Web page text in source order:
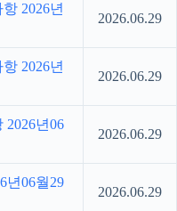
2026년
2026.06.29
2026년
2026.06.29
2026년06
2026.06.29
년06월29
2026.06.29